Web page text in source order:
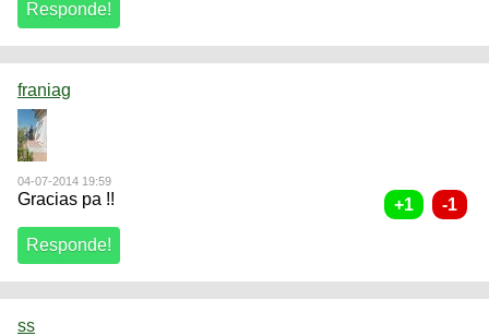
franiag
04-07-2014 19:59
Gracias pa !!
ss